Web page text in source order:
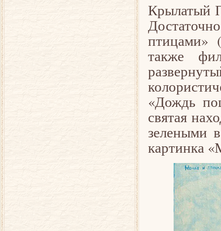
Крылатый
птицами»
также
«Дождь
святая
зелеными
картинка